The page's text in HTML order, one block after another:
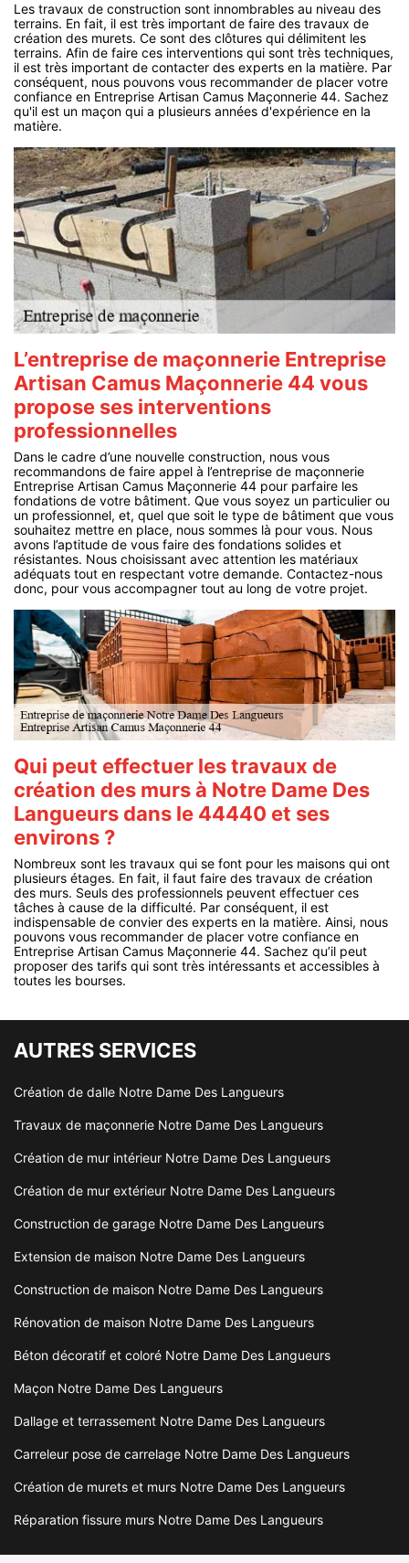
Les travaux de construction sont innombrables au niveau des
terrains. En fait, il est très important de faire des travaux de
création des murets. Ce sont des clôtures qui délimitent les
terrains. Afin de faire ces interventions qui sont très techniques,
il est très important de contacter des experts en la matière. Par
conséquent, nous pouvons vous recommander de placer votre
confiance en Entreprise Artisan Camus Maçonnerie 44. Sachez
qu'il est un maçon qui a plusieurs années d'expérience en la
matière.
L’entreprise de maçonnerie Entreprise
Artisan Camus Maçonnerie 44 vous
propose ses interventions
professionnelles
Dans le cadre d’une nouvelle construction, nous vous
recommandons de faire appel à l’entreprise de maçonnerie
Entreprise Artisan Camus Maçonnerie 44 pour parfaire les
fondations de votre bâtiment. Que vous soyez un particulier ou
un professionnel, et, quel que soit le type de bâtiment que vous
souhaitez mettre en place, nous sommes là pour vous. Nous
avons l’aptitude de vous faire des fondations solides et
résistantes. Nous choisissant avec attention les matériaux
adéquats tout en respectant votre demande. Contactez-nous
donc, pour vous accompagner tout au long de votre projet.
Qui peut effectuer les travaux de
création des murs à Notre Dame Des
Langueurs dans le 44440 et ses
environs ?
Nombreux sont les travaux qui se font pour les maisons qui ont
plusieurs étages. En fait, il faut faire des travaux de création
des murs. Seuls des professionnels peuvent effectuer ces
tâches à cause de la difficulté. Par conséquent, il est
indispensable de convier des experts en la matière. Ainsi, nous
pouvons vous recommander de placer votre confiance en
Entreprise Artisan Camus Maçonnerie 44. Sachez qu’il peut
proposer des tarifs qui sont très intéressants et accessibles à
toutes les bourses.
AUTRES SERVICES
Création de dalle Notre Dame Des Langueurs
Travaux de maçonnerie Notre Dame Des Langueurs
Création de mur intérieur Notre Dame Des Langueurs
Création de mur extérieur Notre Dame Des Langueurs
Construction de garage Notre Dame Des Langueurs
Extension de maison Notre Dame Des Langueurs
Construction de maison Notre Dame Des Langueurs
Rénovation de maison Notre Dame Des Langueurs
Béton décoratif et coloré Notre Dame Des Langueurs
Maçon Notre Dame Des Langueurs
Dallage et terrassement Notre Dame Des Langueurs
Carreleur pose de carrelage Notre Dame Des Langueurs
Création de murets et murs Notre Dame Des Langueurs
Réparation fissure murs Notre Dame Des Langueurs